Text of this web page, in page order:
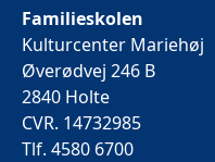
Familieskolen
Kulturcenter Mariehøj
Øverødvej 246 B
2840 Holte
CVR. 14732985
Tlf. 4580 6700